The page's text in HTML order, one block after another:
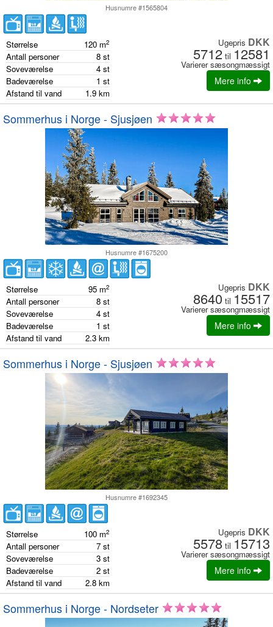
Husnumre #1565804
Størrelse 120 m2
Antall personer 8 st
Soveværelse
4 st
Badeværelse
1 st
Afstand til vand
1.9 km
Ugepris DKK
5712 til 12581
Varierer sæsongmæssigt
Mere info
Sommerhus i Norge - Sjusjøen
Husnumre #1675200
Størrelse 95 m2
Antall personer 8 st
Soveværelse
4 st
Badeværelse
1 st
Afstand til vand
2.3 km
Ugepris DKK
8640 til 15517
Varierer sæsongmæssigt
Mere info
Sommerhus i Norge - Sjusjøen
Husnumre #1692345
Størrelse 100 m2
Antall personer 7 st
Soveværelse
3 st
Badeværelse
2 st
Afstand til vand
2.8 km
Ugepris DKK
5578 til 15713
Varierer sæsongmæssigt
Mere info
Sommerhus i Norge - Nordseter